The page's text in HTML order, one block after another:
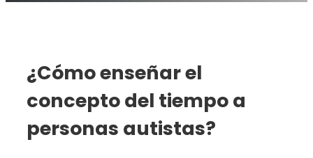
¿Cómo enseñar el
concepto del tiempo a
personas autistas?